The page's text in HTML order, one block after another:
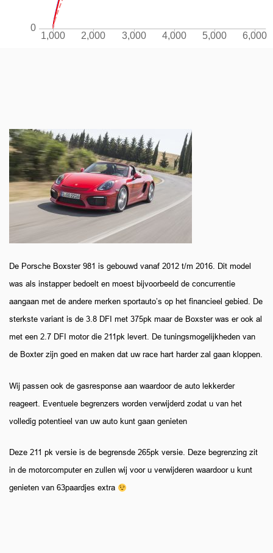
De Porsche Boxster 981 is gebouwd vanaf 2012 t/m 2016. Dit model
was als instapper bedoelt en moest bijvoorbeeld de concurrentie
aangaan met de andere merken sportauto’s op het financieel gebied. De
sterkste variant is de 3.8 DFI met 375pk maar de Boxster was er ook al
met een 2.7 DFI motor die 211pk levert. De tuningsmogelijkheden van
de Boxter zijn goed en maken dat uw race hart harder zal gaan kloppen.
Wij passen ook de gasresponse aan waardoor de auto lekkerder
reageert. Eventuele begrenzers worden verwijderd zodat u van het
volledig potentieel van uw auto kunt gaan genieten
Deze 211 pk versie is de begrensde 265pk versie. Deze begrenzing zit
in de motorcomputer en zullen wij voor u verwijderen waardoor u kunt
genieten van 63paardjes extra